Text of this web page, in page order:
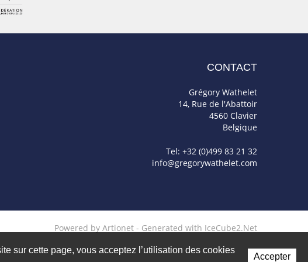
CONTACT
Grégory Wathelet
14, Rue de l'Abattoir
4560 Clavier
Belgique
Tel: +32 (0)499 83 21 32
info@gregorywathelet.com
Powered by Artionet - Generated with IceCube2.Net
sur cette page, vous acceptez l’utilisation des cookies
Accepter